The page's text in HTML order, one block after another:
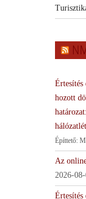
Értesítés
hozott
Építtető:
Az
2026-
Értesítés